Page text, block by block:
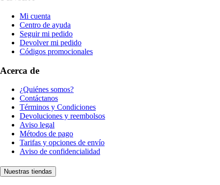
Mi cuenta
Centro de ayuda
Seguir mi pedido
Devolver mi pedido
Códigos promocionales
Acerca de
¿Quiénes somos?
Contáctanos
Términos y Condiciones
Devoluciones y reembolsos
Aviso legal
Métodos de pago
Tarifas y opciones de envío
Aviso de confidencialidad
Nuestras tiendas